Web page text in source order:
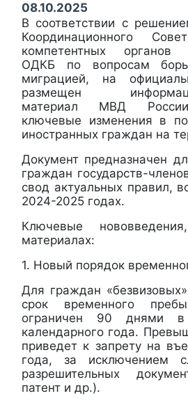
08.10.2025
В соответствии с
Координационного
компетентных органов
ОДКБ по вопросам
миграцией, на
размещен
материал МВД
ключевые изменения в
иностранных граждан на
Документ предназначен
граждан государств-
свод актуальных правил,
2024-2025 годах.
Ключевые
материалах:
1. Новый порядок
Для граждан
срок временного
ограничен 90 днями в
календарного года.
приведет к запрету на
года, за исключением
разрешительных
патент и др.).